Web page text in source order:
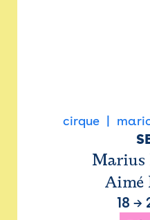
cirque
Marius
Aimé
18 →